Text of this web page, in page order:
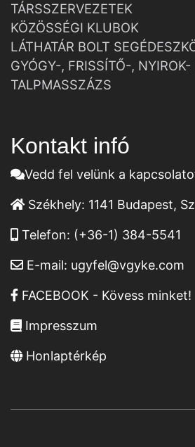
TÁRSSZERVEZETEK
KÖZÖSSÉGI KLUBOK
LÁTHATÁR BOLT
GYÓGY-, FRISSÍTŐ-, NYIROK-
TALPMASSZÁZS
Kontakt infó
Vedd fel velünk a
Székhely: 1141 Budapest,
Telefon: (+36-1) 384-5541
E-mail: ugyfel@vgyke.com
FACEBOOK - Kövess minket!
Impresszum
Honlaptérkép